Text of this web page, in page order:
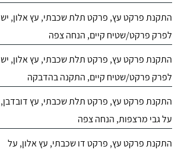
התקנת פרקט עץ, פרקט תלת שכבתי, עץ אלון, יש
לפרק פרקט/שטיח קיים, הנחה צפה
התקנת פרקט עץ, פרקט תלת שכבתי, עץ אלון, יש
לפרק פרקט/שטיח קיים, התקנה בהדבקה
התקנת פרקט עץ, פרקט תלת שכבתי, עץ דובדבן,
על גבי מרצפות, הנחה צפה
התקנת פרקט עץ, פרקט דו שכבתי, עץ אלון, על